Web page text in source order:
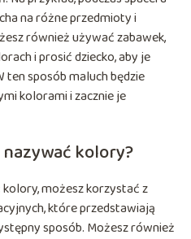
na różne przedmioty i
również używać zabawek,
i prosić dziecko, aby je
sposób maluch będzie
kolorami i zacznie je
kolory?
możesz korzystać z
które przedstawiają
sposób. Możesz również